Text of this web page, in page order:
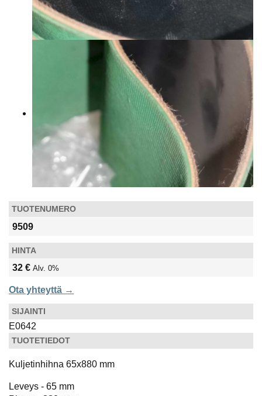
TUOTENUMERO
9509
HINTA
32 € Alv. 0%
Ota yhteyttä →
SIJAINTI
E0642
TUOTETIEDOT
Kuljetinhihna 65x880 mm
Leveys - 65 mm